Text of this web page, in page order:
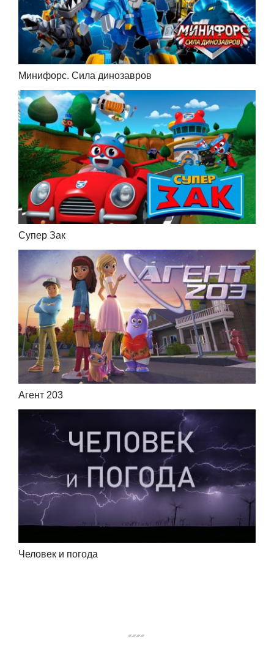
Минифорс. Сила динозавров
Супер Зак
Агент 203
Человек и погода